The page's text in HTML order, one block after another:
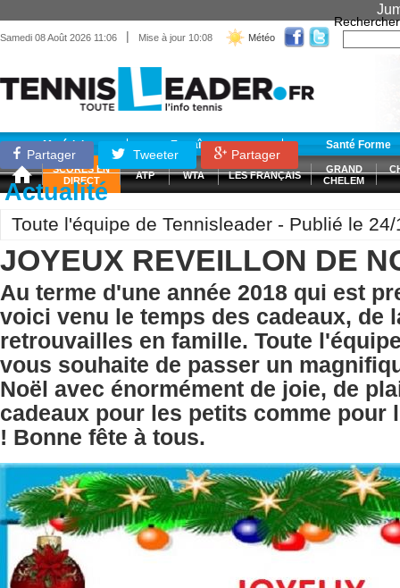
Samedi 08 Août 2026 11:06 | Mise à jour 10:08 Météo
Rechercher
Matériel Entraînement Santé Forme
SCORES EN
DIRECT
ATP WTA LES FRANÇAIS
GRAND
CHELEM
Partager Tweeter Partager
Actualité
Toute l'équipe de Tennisleader - Publié le
JOYEUX REVEILLON DE
Au terme d'une année 2018 qui est
voici venu le temps des cadeaux, de
retrouvailles en famille. Toute
vous souhaite de passer un
Noël avec énormément de joie, de
cadeaux pour les petits comme pour
! Bonne fête à tous.